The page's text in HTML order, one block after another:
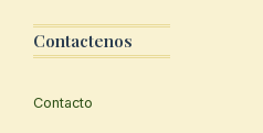
Contactenos
Contacto